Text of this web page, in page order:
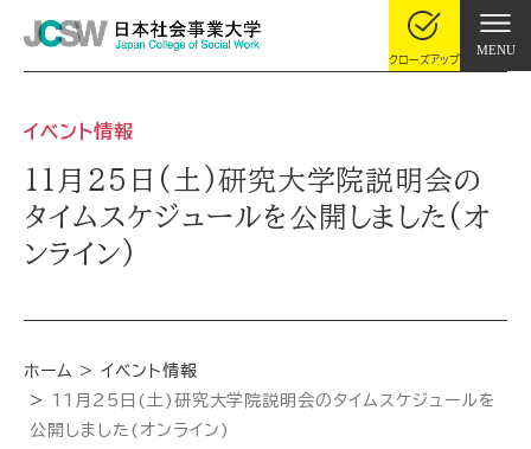
クローズアップ
MENU
イベント情報
11月25日(土)研究大学院説明会の
タイムスケジュールを公開しました(オ
ンライン)
ホーム
イベント情報
11月25日(土)研究大学院説明会のタイムスケジュールを
公開しました(オンライン)